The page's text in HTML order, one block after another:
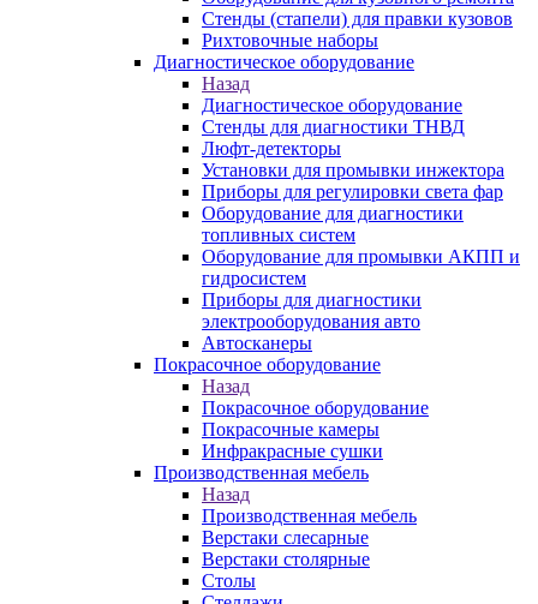
Стенды (стапели) для правки кузовов
Рихтовочные наборы
Диагностическое оборудование
Назад
Диагностическое оборудование
Стенды для диагностики ТНВД
Люфт-детекторы
Установки для промывки инжектора
Приборы для регулировки света фар
Оборудование для диагностики
топливных систем
Оборудование для промывки АКПП и
гидросистем
Приборы для диагностики
электрооборудования авто
Автосканеры
Покрасочное оборудование
Назад
Покрасочное оборудование
Покрасочные камеры
Инфракрасные сушки
Производственная мебель
Назад
Производственная мебель
Верстаки слесарные
Верстаки столярные
Столы